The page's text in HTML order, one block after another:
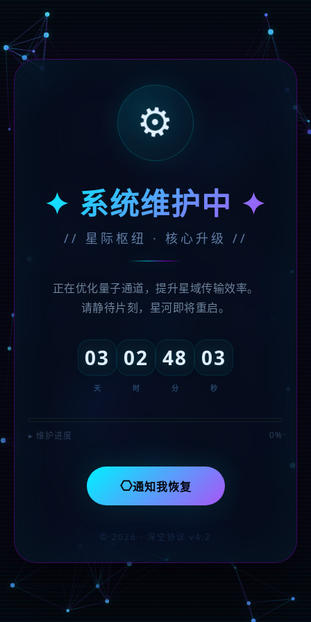
⚙️
✦ 系统维护中 ✦
// 星际枢纽 · 核心升级 //
正在优化量子通道，提升星域传输效率。
请静待片刻，星河即将重启。
03
天
02
时
48
分
03
秒
▸ 维护进度 0%
⎔通知我恢复
© 2026 · 深空协议 v4.2